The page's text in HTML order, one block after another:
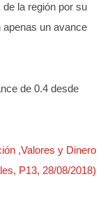
la región por su
un avance
de 0.4 desde
,Valores y Dinero
P13, 28/08/2018)